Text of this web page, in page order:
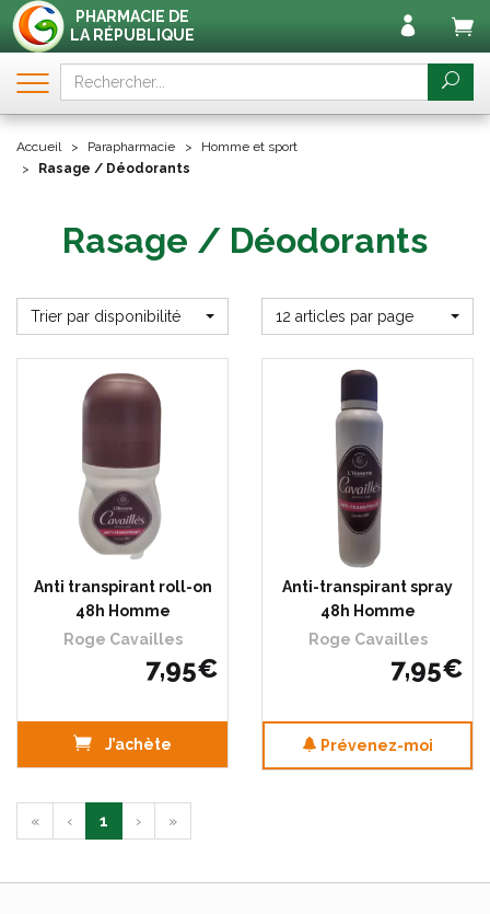
PHARMACIE DE
LA RÉPUBLIQUE
Accueil Parapharmacie
Homme et sport
Rasage / Déodorants
Rasage / Déodorants
Trier par disponibilité 12 articles par page
Anti transpirant roll-on
48h Homme
Roge Cavailles
7,95€
J’achète
Anti-transpirant spray
48h Homme
Roge Cavailles
7,95€
Prévenez-moi
« ‹ 1 › »